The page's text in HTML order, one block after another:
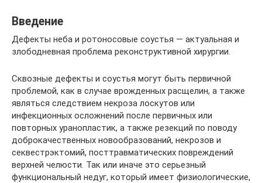
Введение
Дефекты неба и ротоносовые соустья — актуальная и
злободневная проблема реконструктивной хирургии.
Сквозные дефекты и соустья могут быть первичной
проблемой, как в случае врожденных расщелин, а также
являться следствием некроза лоскутов или
инфекционных осложнений после первичных или
повторных уранопластик, а также резекций по поводу
доброкачественных новообразований, некрозов и
секвестрэктомий, посттравматических повреждений
верхней челюсти. Так или иначе это серьезный
функциональный недуг, который имеет физиологические,